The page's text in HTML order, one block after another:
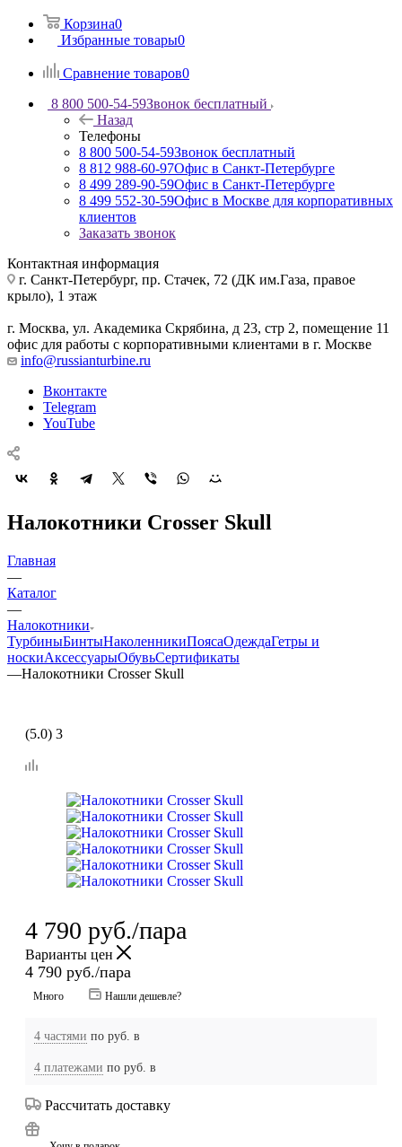
Корзина0
Избранные товары0
Сравнение товаров0
8 800 500-54-59Звонок бесплатный
Назад
Телефоны
8 800 500-54-59Звонок бесплатный
8 812 988-60-97Офис в Санкт-Петербурге
8 499 289-90-59Офис в Санкт-Петербурге
8 499 552-30-59Офис в Москве для корпоративных
клиентов
Заказать звонок
Контактная информация
г. Санкт-Петербург, пр. Стачек, 72 (ДК им.Газа, правое
крыло), 1 этаж
г. Москва, ул. Академика Скрябина, д 23, стр 2, помещение 11
офис для работы с корпоративными клиентами в г. Москве
info@russianturbine.ru
Вконтакте
Telegram
YouTube
Налокотники Crosser Skull
Главная
—
Каталог
—
Налокотники
ТурбиныБинтыНаколенникиПоясаОдеждаГетры и
носкиАксессуарыОбувьСертификаты
—Налокотники Crosser Skull
(5.0) 3
4 790 руб./пара
Варианты цен
4 790 руб./пара
Много Нашли дешевле?
4 частями по руб. в
4 платежами по руб. в
Рассчитать доставку